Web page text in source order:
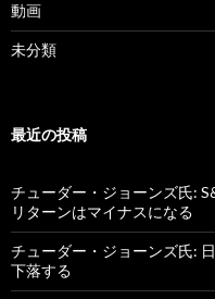
動画
未分類
最近の投稿
チューダー・ジョーンズ氏:
リターンはマイナスになる
チューダー・ジョーンズ氏:
下落する